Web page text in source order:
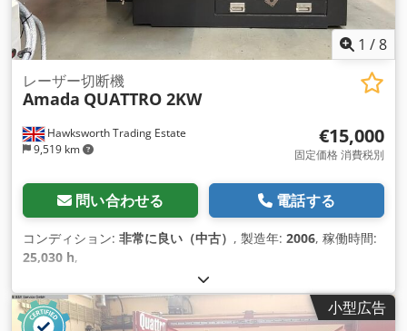
1 /8
Hawksworth Trading Estate
9,519 km
レーザー切断機
Amada QUATTRO 2KW
€15,000
固定価格 消費税別
問い合わせる 電話する
コンディション: 非常に良い（中古） , 製造年: 2006, 稼働時間:
25,030 h,
小型広告